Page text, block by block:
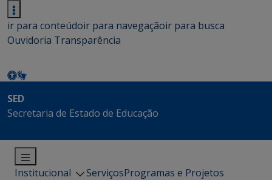
ir para conteúdoir para navegaçãoir para busca
Ouvidoria Transparência
SED
Secretaria de Estado de Educação
Institucional ServiçosProgramas e Projetos